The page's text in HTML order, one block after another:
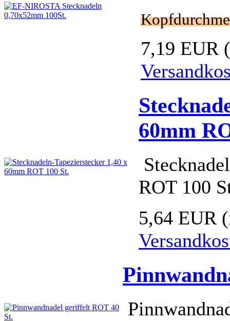
7,19 EUR
60mm
ROT 100
5,64 EUR